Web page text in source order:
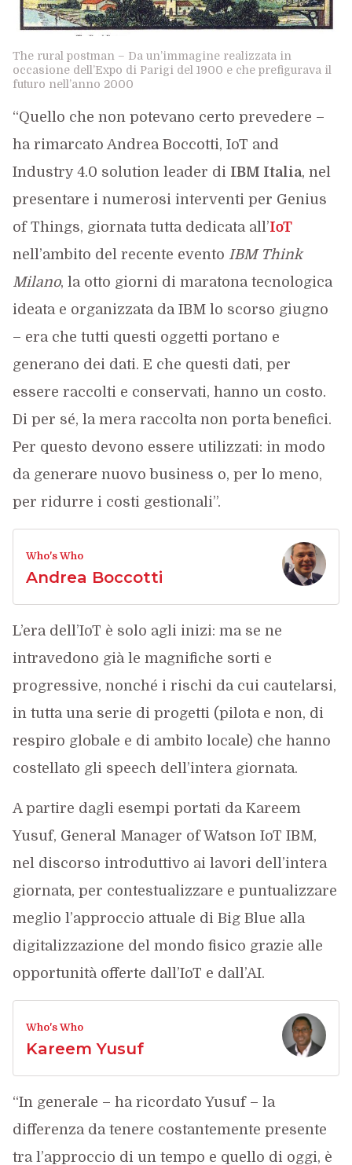
The rural postman – Da un’immagine realizzata in
occasione dell’Expo di Parigi del 1900 e che prefigurava il
futuro nell’anno 2000
“Quello che non potevano certo prevedere –
ha rimarcato Andrea Boccotti, IoT and
Industry 4.0 solution leader di IBM Italia, nel
presentare i numerosi interventi per Genius
of Things, giornata tutta dedicata all’IoT
nell’ambito del recente evento IBM Think
Milano, la otto giorni di maratona tecnologica
ideata e organizzata da IBM lo scorso giugno
– era che tutti questi oggetti portano e
generano dei dati. E che questi dati, per
essere raccolti e conservati, hanno un costo.
Di per sé, la mera raccolta non porta benefici.
Per questo devono essere utilizzati: in modo
da generare nuovo business o, per lo meno,
per ridurre i costi gestionali”.
Who's Who
Andrea Boccotti
L’era dell’IoT è solo agli inizi: ma se ne
intravedono già le magnifiche sorti e
progressive, nonché i rischi da cui cautelarsi,
in tutta una serie di progetti (pilota e non, di
respiro globale e di ambito locale) che hanno
costellato gli speech dell’intera giornata.
A partire dagli esempi portati da Kareem
Yusuf, General Manager of Watson IoT IBM,
nel discorso introduttivo ai lavori dell’intera
giornata, per contestualizzare e puntualizzare
meglio l’approccio attuale di Big Blue alla
digitalizzazione del mondo fisico grazie alle
opportunità offerte dall’IoT e dall’AI.
Who's Who
Kareem Yusuf
“In generale ­– ha ricordato Yusuf – la
differenza da tenere costantemente presente
tra l’approccio di un tempo e quello di oggi, è